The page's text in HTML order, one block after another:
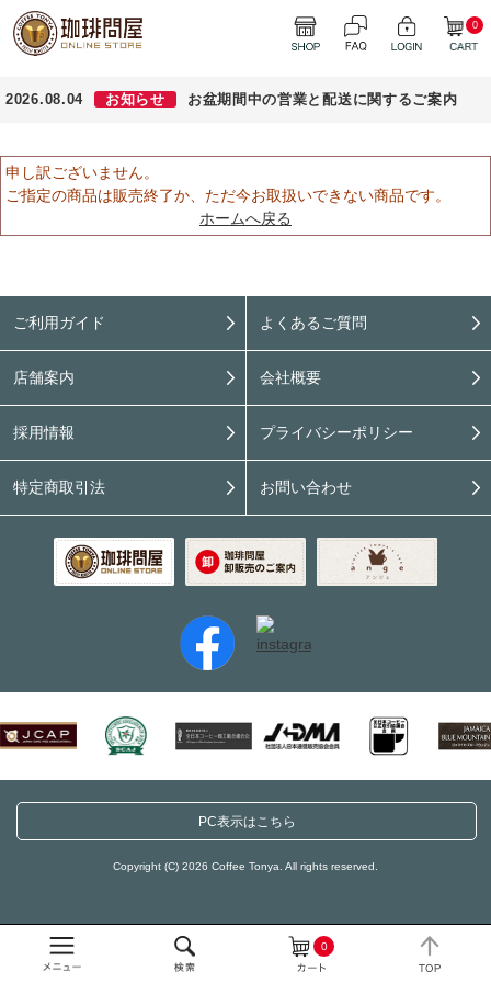
0
0
2026.08.04 お知らせ お盆期間中の営業と配送に関するご案内
申し訳ございません。
ご指定の商品は販売終了か、ただ今お取扱いできない商品です。
ホームへ戻る
ご利用ガイド よくあるご質問
店舗案内 会社概要
採用情報 プライバシーポリシー
特定商取引法 お問い合わせ
PC表示はこちら
Copyright (C) 2026 Coffee Tonya. All rights reserved.